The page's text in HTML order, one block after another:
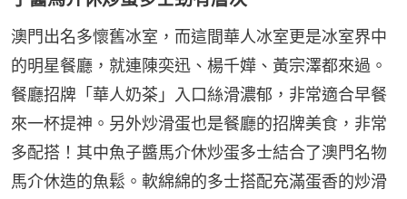
澳門出名多懷舊冰室，而這間華人冰室更是冰室界中
的明星餐廳，就連陳奕迅、楊千嬅、黃宗澤都來過。
餐廳招牌「華人奶茶」入口絲滑濃郁，非常適合早餐
來一杯提神。另外炒滑蛋也是餐廳的招牌美食，非常
多配搭！其中魚子醬馬介休炒蛋多士結合了澳門名物
馬介休造的魚鬆。軟綿綿的多士搭配充滿蛋香的炒滑